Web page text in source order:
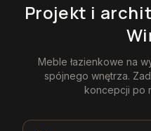
Projekt i
Meble łazienkowe na
spójnego wnętrza.
koncepcji po